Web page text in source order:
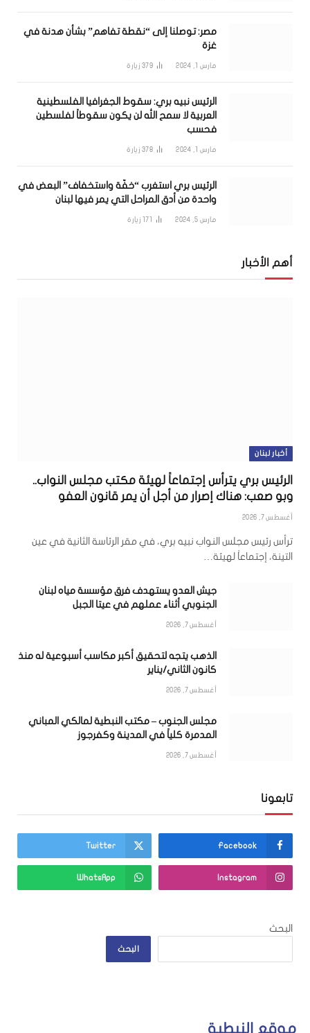
مصر: توصلنا إلى “نقطة تفاهم” بشأن هدنة في
غزة
مارس 1, 2024 379 زيارة
الرئيس نبيه بري: سقوط الجغرافيا الفلسطينية
العربية لا سمح الله لن يكون سقوطاً لفلسطين
فحسب
مارس 1, 2024 378 زيارة
الرئيس بري استغرب “خفّة واستخفاف” البعض في
واحدة من أدق المراحل التي يمر فيها لبنان
مارس 5, 2024 171 زيارة
أهم الأخبار
أخبار لبنان
الرئيس بري يترأس إجتماعاً لهيئة مكتب مجلس النواب..
وبو صعب: هناك إصرار من أجل أن يمر قانون العفو
أغسطس 7, 2026
ترأس رئيس مجلس النواب نبيه بري، في مقر الرئاسة الثانية في عين
التينة، إجتماعاً لهيئة…
جيش العدو يستهدف فرق مؤسسة مياه لبنان
الجنوبي أثناء عملهم في عيتا الجبل
أغسطس 7, 2026
الذهب يتجه لتحقيق أكبر مكاسب أسبوعية له منذ
كانون الثاني/يناير
أغسطس 7, 2026
مجلس الجنوب – مكتب النبطية لمالكي المباني
المدمرة كلياً في المدينة وكفرجوز
أغسطس 7, 2026
تابعونا
Facebook
Twitter
Instagram
WhatsApp
البحث
البحث
موقع النبطية